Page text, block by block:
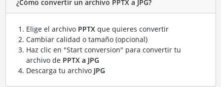
¿Cómo convertir un archivo PPTX a JPG?
Elige el archivo PPTXque quieres convertir
Cambiar calidad o tamaño (opcional)
Haz clic en "Start conversion" para convertir tu
archivo de PPTX a JPG
Descarga tu archivo JPG